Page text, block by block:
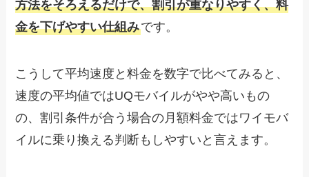
方法をそろえるだけで、割引が重なりやすく、料
金を下げやすい仕組みです。
こうして平均速度と料金を数字で比べてみると、
速度の平均値ではUQモバイルがやや高いもの
の、割引条件が合う場合の月額料金ではワイモバ
イルに乗り換える判断もしやすいと言えます。